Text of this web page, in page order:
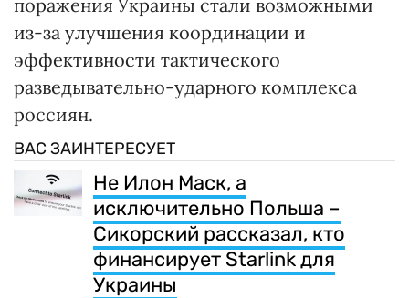
поражения Украины стали возможными
из-за улучшения координации и
эффективности тактического
разведывательно-ударного комплекса
россиян.
ВАС ЗАИНТЕРЕСУЕТ
Не Илон Маск, а
исключительно Польша –
Сикорский рассказал, кто
финансирует Starlink для
Украины